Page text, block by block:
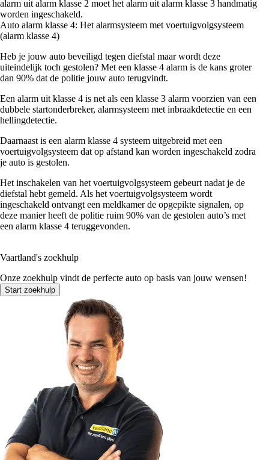
alarm uit alarm klasse 2 moet het alarm uit alarm klasse 3 handmatig
worden ingeschakeld.
Auto alarm klasse 4: Het alarmsysteem met voertuigvolgsysteem
(alarm klasse 4)
Heb je jouw auto beveiligd tegen diefstal maar wordt deze
uiteindelijk toch gestolen? Met een klasse 4 alarm is de kans groter
dan 90% dat de politie jouw auto terugvindt.
Een alarm uit klasse 4 is net als een klasse 3 alarm voorzien van een
dubbele startonderbreker, alarmsysteem met inbraakdetectie en een
hellingdetectie.
Daarnaast is een alarm klasse 4 systeem uitgebreid met een
voertuigvolgsysteem dat op afstand kan worden ingeschakeld zodra
je auto is gestolen.
Het inschakelen van het voertuigvolgsysteem gebeurt nadat je de
diefstal hebt gemeld. Als het voertuigvolgsysteem wordt
ingeschakeld ontvangt een meldkamer de opgepikte signalen, op
deze manier heeft de politie ruim 90% van de gestolen auto’s met
een alarm klasse 4 teruggevonden.
Vaartland's zoekhulp
Onze zoekhulp vindt de perfecte auto op basis van jouw wensen!
Start zoekhulp